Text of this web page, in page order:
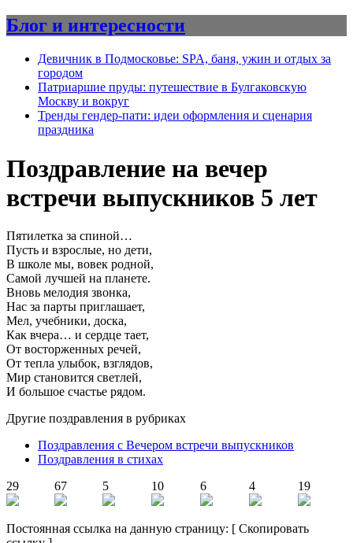
Блог и интересности
Девичник в Подмосковье: SPA, баня, ужин и отдых за
городом
Патриаршие пруды: путешествие в Булгаковскую
Москву и вокруг
Тренды гендер-пати: идеи оформления и сценария
праздника
Поздравление на вечер
встречи выпускников 5 лет
Пятилетка за спиной…
Пусть и взрослые, но дети,
В школе мы, вовек родной,
Самой лучшей на планете.
Вновь мелодия звонка,
Нас за парты приглашает,
Мел, учебники, доска,
Как вчера… и сердце тает,
От восторженных речей,
От тепла улыбок, взглядов,
Мир становится светлей,
И большое счастье рядом.
Другие поздравления в рубриках
Поздравления с Вечером встречи выпускников
Поздравления в стихах
29
67 5 10 6 4 19
Постоянная ссылка на данную страницу: [ Скопировать